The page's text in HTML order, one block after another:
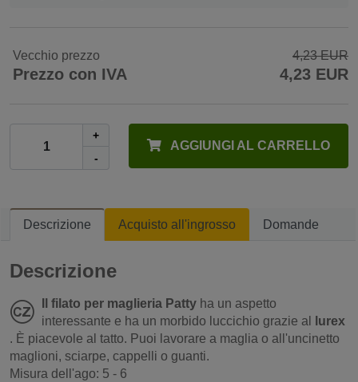
Vecchio prezzo 4,23 EUR
Prezzo con IVA 4,23 EUR
+
-
AGGIUNGI AL CARRELLO
Descrizione Acquisto all'ingrosso Domande
Descrizione
Il filato per maglieria Patty ha un aspetto
interessante e ha un morbido luccichio grazie al
lurex
. È piacevole al tatto. Puoi lavorare a maglia o all'uncinetto
maglioni, sciarpe, cappelli o guanti.
Misura dell'ago: 5 - 6